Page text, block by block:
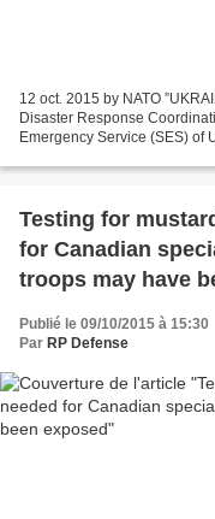
12 oct. 2015 by NATO
Disaster Response
Emergency Service (SES) of
Testing for
for Canadian
troops may have
Publié le 09/10/2015 à 15:30
Par RP Defense